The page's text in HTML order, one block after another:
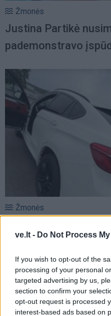
ve.lt - Do Not Process
If you wish to opt-out of the
processing of your personal
targeted advertising by us,
section to confirm your
opt-out request is processed
interest-based ads based on
Žmonės
Justina Partikė
pademonstravo
Žmonės
pamėgtą automobilį:
dalykas